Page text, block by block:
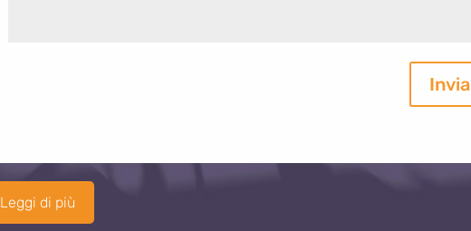
Invia
Leggi di più